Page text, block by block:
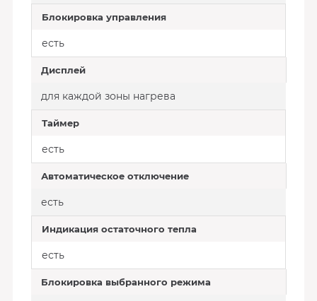
Блокировка управления
есть
Дисплей
для каждой зоны нагрева
Таймер
есть
Автоматическое отключение
есть
Индикация остаточного тепла
есть
Блокировка выбранного режима